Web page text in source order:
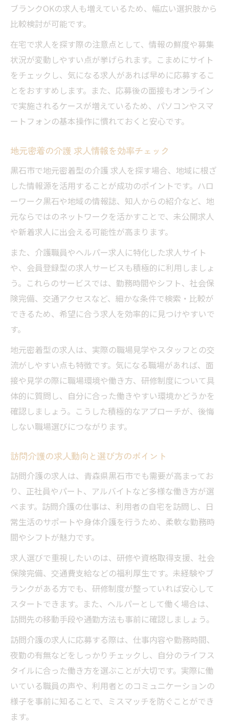
ライフスタイル重視の介護 求人の探し方
黒石市の介護 求人で理想の職場を発見
希望条件に合う介護 求人を比較するコツ
介護 求人で長く働ける環境を見極める
短時間やシフト調整が可能な介護求人の魅力
短時間勤務OKな介護 求人の特徴とは
介護 求人で柔軟なシフト調整が叶う理由
子育て世代に嬉しい介護 求人の働き方
Wワークも可能な介護 求人の選び方
介護 求人で無理なく働くポイントを解説
家族と両立しやすい在宅介護求人の選び方
家族優先の介護 求人を選ぶチェック法
在宅で働ける介護 求人のメリット紹介
介護 求人で家庭との両立がしやすい理由
扶養内勤務に対応した介護 求人の探し方
介護 求人で叶う家族時間と安定収入
ブランクOKの求人も増えているため、幅広い選択肢から
比較検討が可能です。
在宅で求人を探す際の注意点として、情報の鮮度や募集
状況が変動しやすい点が挙げられます。こまめにサイト
をチェックし、気になる求人があれば早めに応募するこ
とをおすすめします。また、応募後の面接もオンライン
で実施されるケースが増えているため、パソコンやスマ
ートフォンの基本操作に慣れておくと安心です。
地元密着の介護 求人情報を効率チェック
黒石市で地元密着型の介護 求人を探す場合、地域に根ざ
した情報源を活用することが成功のポイントです。ハロ
ーワーク黒石や地域の情報誌、知人からの紹介など、地
元ならではのネットワークを活かすことで、未公開求人
や新着求人に出会える可能性が高まります。
また、介護職員やヘルパー求人に特化した求人サイト
や、会員登録型の求人サービスも積極的に利用しましょ
う。これらのサービスでは、勤務時間やシフト、社会保
険完備、交通アクセスなど、細かな条件で検索・比較が
できるため、希望に合う求人を効率的に見つけやすいで
す。
地元密着型の求人は、実際の職場見学やスタッフとの交
流がしやすい点も特徴です。気になる職場があれば、面
接や見学の際に職場環境や働き方、研修制度について具
体的に質問し、自分に合った働きやすい環境かどうかを
確認しましょう。こうした積極的なアプローチが、後悔
しない職場選びにつながります。
訪問介護の求人動向と選び方のポイント
訪問介護の求人は、青森県黒石市でも需要が高まってお
り、正社員やパート、アルバイトなど多様な働き方が選
べます。訪問介護の仕事は、利用者の自宅を訪問し、日
常生活のサポートや身体介護を行うため、柔軟な勤務時
間やシフトが魅力です。
求人選びで重視したいのは、研修や資格取得支援、社会
保険完備、交通費支給などの福利厚生です。未経験やブ
ランクがある方でも、研修制度が整っていれば安心して
スタートできます。また、ヘルパーとして働く場合は、
訪問先の移動手段や通勤方法も事前に確認しましょう。
訪問介護の求人に応募する際は、仕事内容や勤務時間、
夜勤の有無などをしっかりチェックし、自分のライフス
タイルに合った働き方を選ぶことが大切です。実際に働
いている職員の声や、利用者とのコミュニケーションの
様子を事前に知ることで、ミスマッチを防ぐことができ
ます。